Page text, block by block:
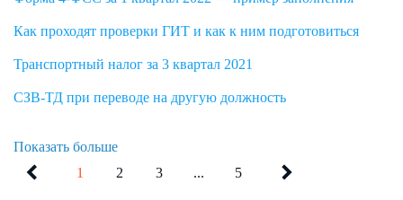
Как проходят проверки ГИТ и как к ним подготовиться
Транспортный налог за 3 квартал 2021
СЗВ-ТД при переводе на другую должность
Показать больше
1
2 3 ... 5